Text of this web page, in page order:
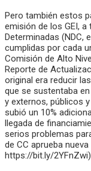
Pero también estos
emisión de los GEI,
Determinadas (NDC,
cumplidas por cada
Comisión de Alto
Reporte de
original era reducir
que se sustentaba
y externos, públicos
subió un 10%
llegada de
serios problemas
de CC aprueba
https://bit.ly/